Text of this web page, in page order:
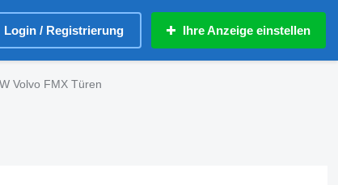
Login / Registrierung Ihre Anzeige einstellen
Volvo FMX Türen